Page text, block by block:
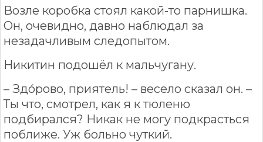
Возле коробка стоял какой-то парнишка.
Он, очевидно, давно наблюдал за
незадачливым следопытом.
Никитин подошёл к мальчугану.
– Здо́рово, приятель! – весело сказал он. –
Ты что, смотрел, как я к тюленю
подбирался? Никак не могу подкрасться
поближе. Уж больно чуткий.